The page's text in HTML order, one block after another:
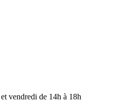
vendredi de 14h à 18h